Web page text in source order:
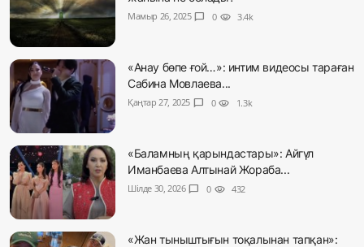
Мамыр 26, 2025 chat_bubble 0 visibility 3.4k
«Анау бөпе ғой…»: интим видеосы тараған
Сабина Мовлаева...
Қаңтар 27, 2025 chat_bubble 0 visibility 1.3k
«Баламның қарындастары»: Айгүл
Иманбаева Алтынай Жораба...
Шілде 30, 2026 chat_bubble 0 visibility 432
«Жан тыныштығын тоқалынан тапқан»: